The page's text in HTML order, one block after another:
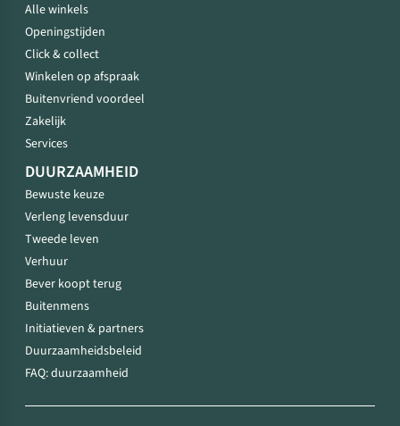
Alle winkels
Openingstijden
Click & collect
Winkelen op afspraak
Buitenvriend voordeel
Zakelijk
Services
DUURZAAMHEID
Bewuste keuze
Verleng levensduur
Tweede leven
Verhuur
Bever koopt terug
Buitenmens
Initiatieven & partners
Duurzaamheidsbeleid
FAQ: duurzaamheid